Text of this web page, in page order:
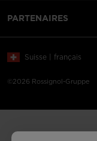
PARTENAIRES
©2026 Rossignol-Gruppe
Suisse | français